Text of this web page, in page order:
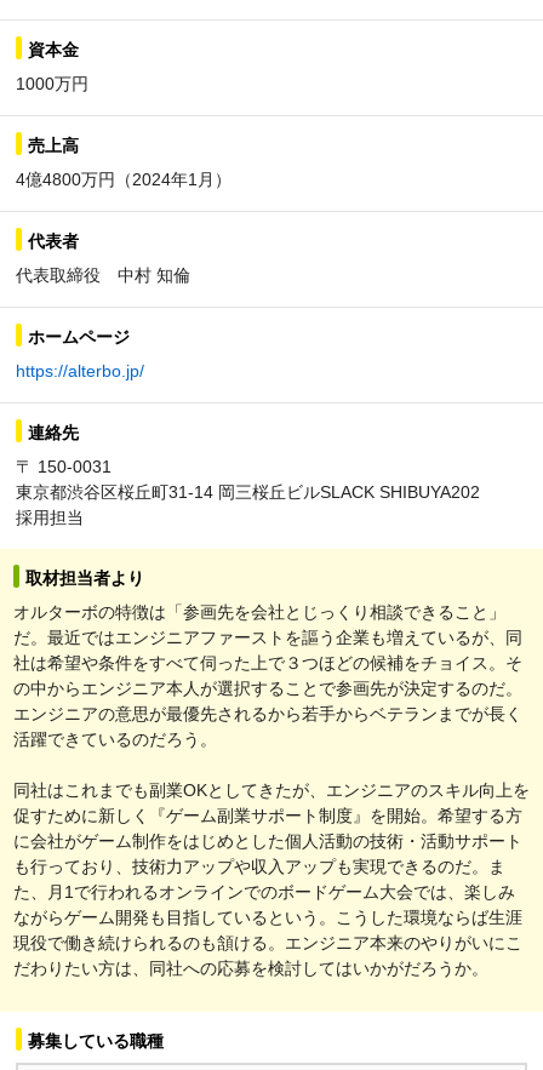
資本金
1000万円
売上高
4億4800万円（2024年1月）
代表者
代表取締役 中村 知倫
ホームページ
https://alterbo.jp/
連絡先
〒 150-0031
東京都渋谷区桜丘町31-14 岡三桜丘ビルSLACK SHIBUYA202
採用担当
取材担当者より
オルターボの特徴は「参画先を会社とじっくり相談できること」
だ。最近ではエンジニアファーストを謳う企業も増えているが、同
社は希望や条件をすべて伺った上で３つほどの候補をチョイス。そ
の中からエンジニア本人が選択することで参画先が決定するのだ。
エンジニアの意思が最優先されるから若手からベテランまでが長く
活躍できているのだろう。
同社はこれまでも副業OKとしてきたが、エンジニアのスキル向上を
促すために新しく『ゲーム副業サポート制度』を開始。希望する方
に会社がゲーム制作をはじめとした個人活動の技術・活動サポート
も行っており、技術力アップや収入アップも実現できるのだ。ま
た、月1で行われるオンラインでのボードゲーム大会では、楽しみ
ながらゲーム開発も目指しているという。こうした環境ならば生涯
現役で働き続けられるのも頷ける。エンジニア本来のやりがいにこ
だわりたい方は、同社への応募を検討してはいかがだろうか。
募集している職種